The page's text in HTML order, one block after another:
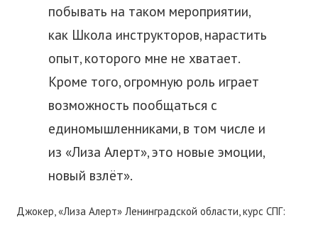
побывать на таком мероприятии,
как Школа инструкторов, нарастить
опыт, которого мне не хватает.
Кроме того, огромную роль играет
возможность пообщаться с
единомышленниками, в том числе и
из «Лиза Алерт», это новые эмоции,
новый взлёт».
Джокер, «Лиза Алерт» Ленинградской области, курс СПГ: